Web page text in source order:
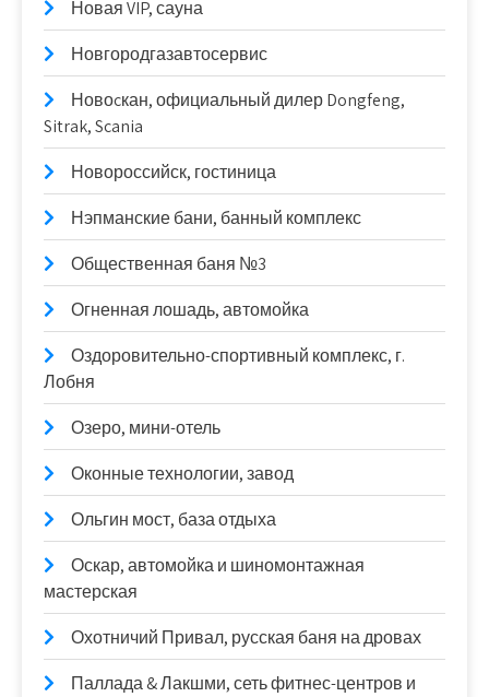
Новая VIP, сауна
Новгородгазавтосервис
Новоcкан, официальный дилер Dongfeng,
Sitrak, Scania
Новороссийск, гостиница
Нэпманские бани, банный комплекс
Общественная баня №3
Огненная лошадь, автомойка
Оздоровительно-спортивный комплекс, г.
Лобня
Озеро, мини-отель
Оконные технологии, завод
Ольгин мост, база отдыха
Оскар, автомойка и шиномонтажная
мастерская
Охотничий Привал, русская баня на дровах
Паллада & Лакшми, сеть фитнес-центров и